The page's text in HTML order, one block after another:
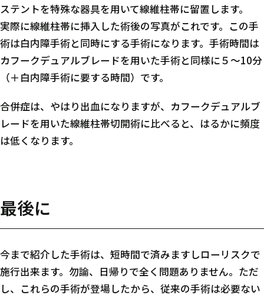
ステントを特殊な器具を用いて線維柱帯に留置します。
実際に線維柱帯に挿入した術後の写真がこれです。この手
術は白内障手術と同時にする手術になります。手術時間は
カフークデュアルブレードを用いた手術と同様に５～10分
（＋白内障手術に要する時間）です。
合併症は、やはり出血になりますが、カフークデュアルブ
レードを用いた線維柱帯切開術に比べると、はるかに頻度
は低くなります。
最後に
今まで紹介した手術は、短時間で済みますしローリスクで
施行出来ます。勿論、日帰りで全く問題ありません。ただ
し、これらの手術が登場したから、従来の手術は必要ない